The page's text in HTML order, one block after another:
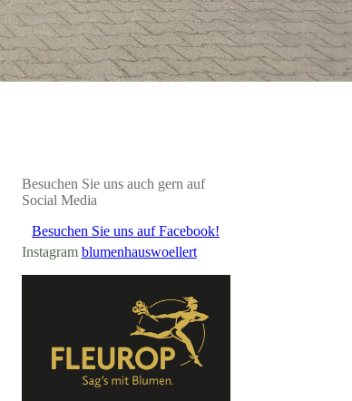
Besuchen Sie uns auch gern auf
Social Media
Besuchen Sie uns auf Facebook!
Instagram blumenhauswoellert